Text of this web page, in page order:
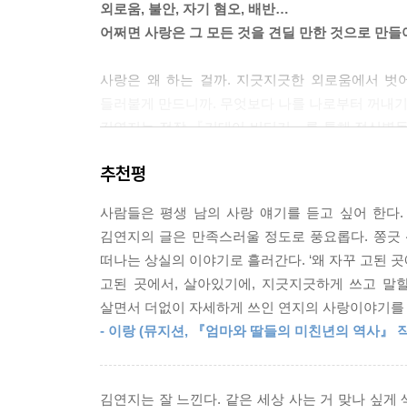
이었고, 정말 사랑 비슷한 걸 하게 되었을 때 사랑
다는 말은 언제나 한 치수 큰 옷이거나, 너무 꽉 끼
낙엽을 더듬어 원의 손을 살짝 쥐었다. 그대로 한참
---「원과 나 3」 중에서
외로움, 불안, 자기 혐오, 배반…
어쩌면 사랑은 그 모든 것을 견딜 만한 것으로 만
사랑은 왜 하는 걸까. 지긋지긋한 외로움에서
김연지는 전작 『기대어 버티기』를 통해 정신병
사랑은 불안정한 상태다. 끝없이 갈구하고, 그런
돌봐주고 한없는 애정을 주기를, 흔들리는 자신을
한편으로 김연지는 사랑에 배반당한 사람이다. 기
사랑하고 싶은 사람, 잘 살고 싶은 사람. 그래서 사
내게 사랑은 여기에도 저기에도 없고 오로지 내
다시 약속하고, 다시 미워하고, 다시 아파하고,
완성시킬 것이다.
추천평
사람들은 평생 남의 사랑 얘기를 듣고 싶어 한
김연지의 글은 만족스러울 정도로 풍요롭다. 쫑
떠나는 상실의 이야기로 흘러간다. ‘왜 자꾸 고된
고된 곳에서, 살아있기에, 지긋지긋하게 쓰고
살면서 더없이 자세하게 쓰인 연지의 사랑이야기
- 이랑 (뮤지션, 『엄마와 딸들의 미친년의 역사』
김연지는 잘 느낀다. 같은 세상 사는 거 맞나 싶